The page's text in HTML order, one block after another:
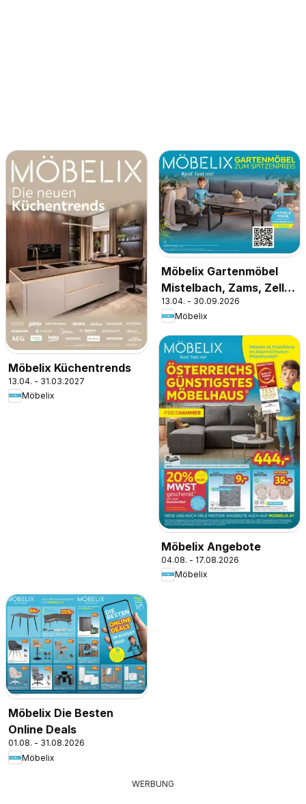
Möbelix Küchentrends
13.04. - 31.03.2027
Möbelix
Möbelix Gartenmöbel
Mistelbach, Zams, Zell
Am See
13.04. - 30.09.2026
Möbelix
Möbelix Angebote
04.08. - 17.08.2026
Möbelix
Möbelix Die Besten
Online Deals
01.08. - 31.08.2026
Möbelix
WERBUNG